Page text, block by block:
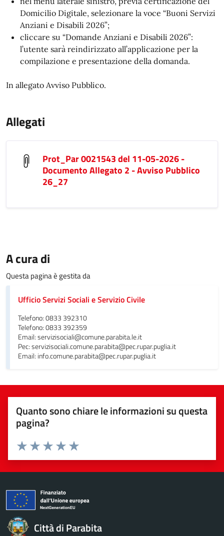
Domicilio Digitale, selezionare la voce “Buoni Servizi
Anziani e Disabili 2026”;
cliccare su “Domande Anziani e Disabili 2026”:
l’utente sarà reindirizzato all’applicazione per la
compilazione e presentazione della domanda.
In allegato Avviso Pubblico.
Allegati
Prot_Par 0021543 del 11-05-2026 -
Documento Allegato 2 - Avviso Pubblico
26_27
A cura di
Questa pagina è gestita da
Ufficio Servizi Sociali e Servizio Civile
Telefono: 0833 392310
Telefono: 0833 392359
Email: servizisociali@comune.parabita.le.it
Pec: servizisociali.comune.parabita@pec.rupar.puglia.it
Email: info.comune.parabita@pec.rupar.puglia.it
Quanto sono chiare le informazioni su questa
pagina?
Valuta da 1 a 5 stelle la pagina
Valuta 5 stelle su 5
Valuta 4 stelle su 5
Valuta 3 stelle su 5
Valuta 2 stelle su 5
Valuta 1 stelle su 5
Città di Parabita